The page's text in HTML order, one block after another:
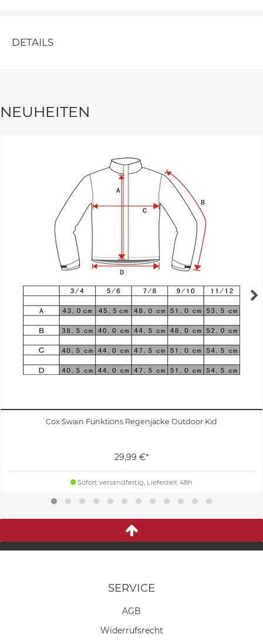
DETAILS
NEUHEITEN
Cox Swain Funktions Regenjacke Outdoor Kid
29,99 €*
Sofort versandfertig, Lieferzeit 48h
SERVICE
AGB
Widerrufs­recht